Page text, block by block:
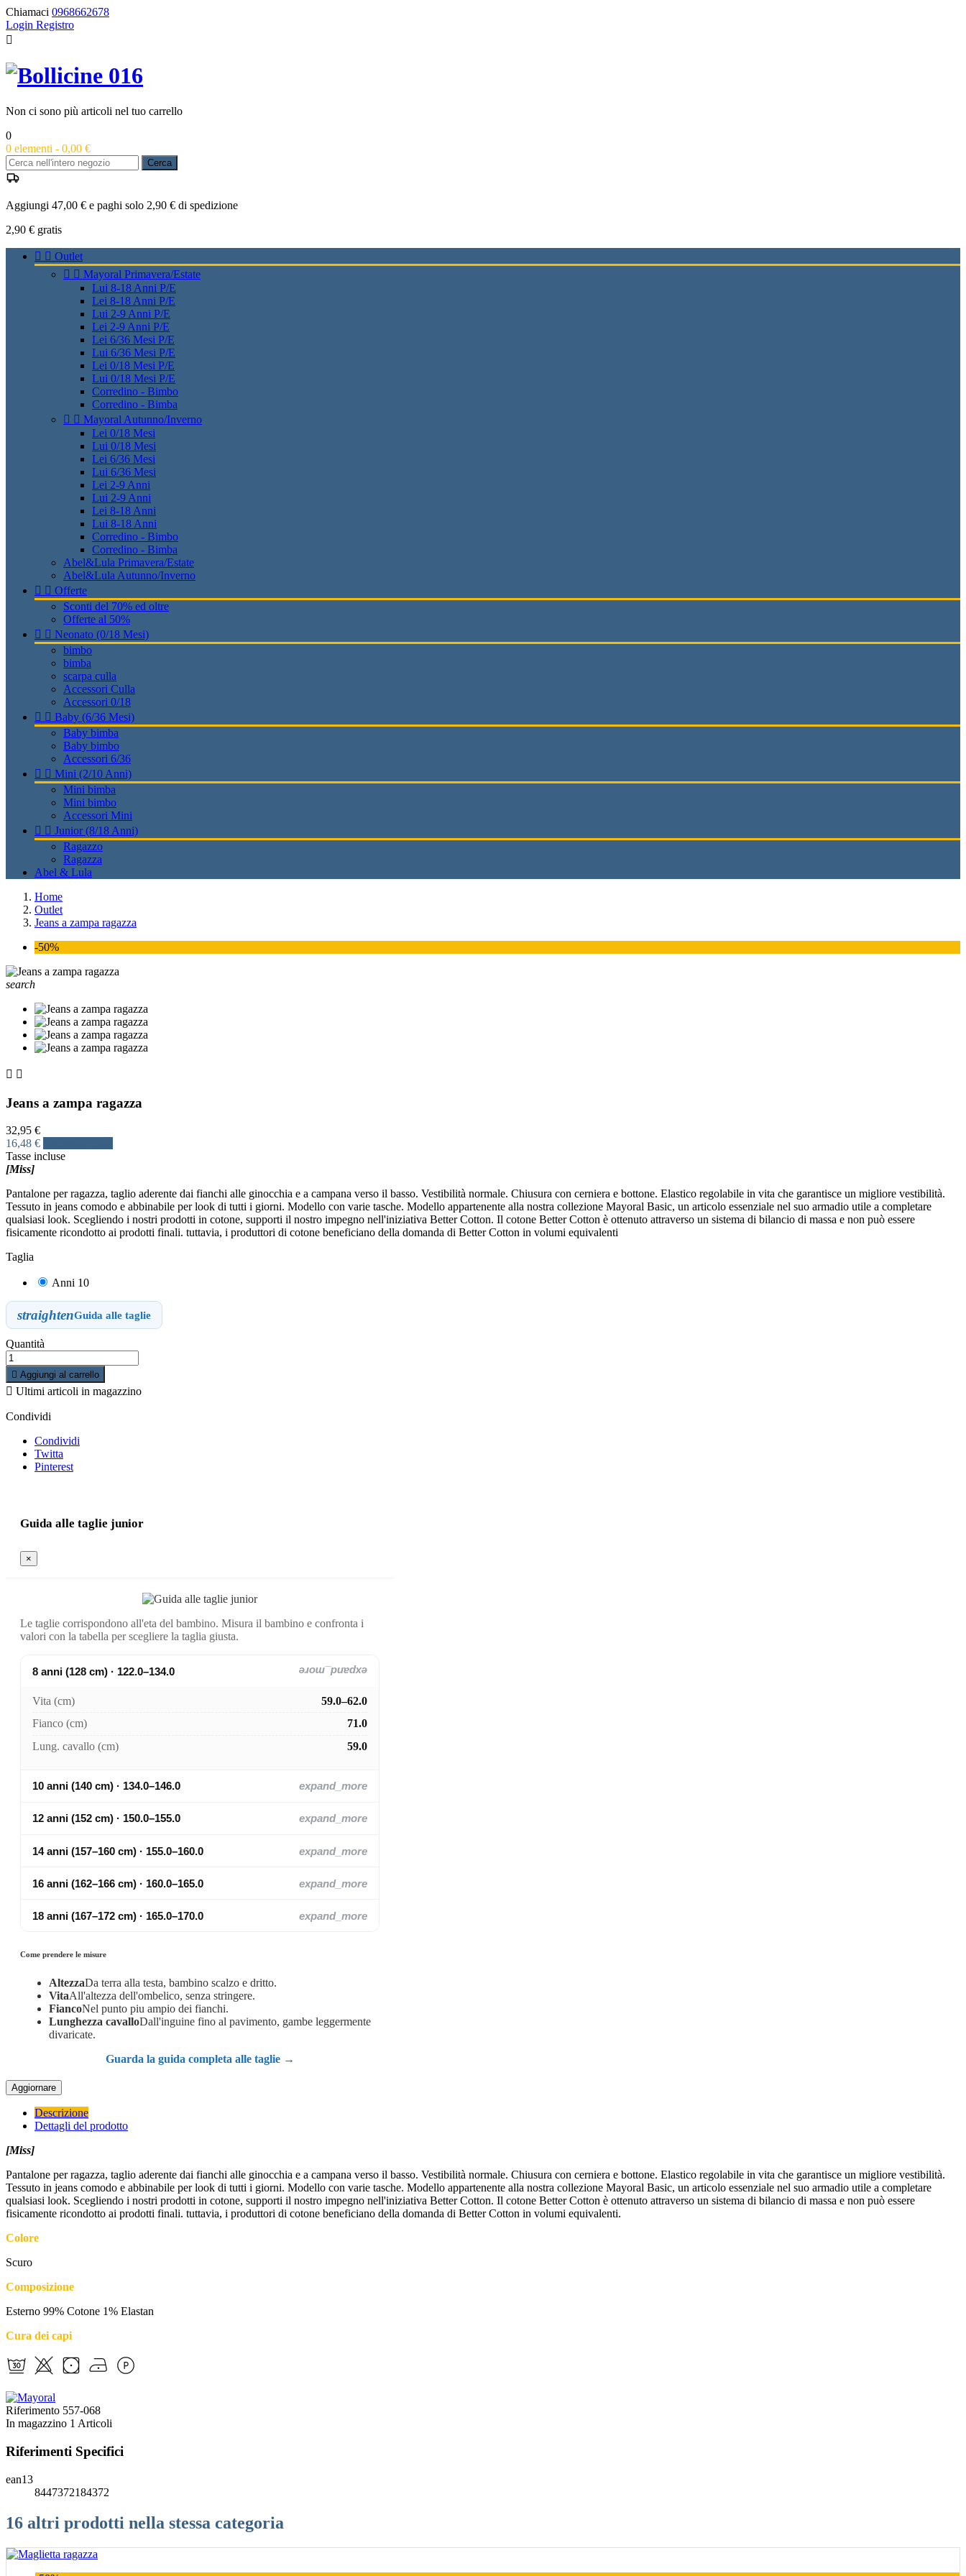
Chiamaci 0968662678
Login Registro

Non ci sono più articoli nel tuo carrello
0
0 elementi - 0,00 €
Cerca
Aggiungi 47,00 € e paghi solo 2,90 € di spedizione
2,90 € gratis
  Outlet
  Mayoral Primavera/Estate
Lui 8-18 Anni P/E
Lei 8-18 Anni P/E
Lui 2-9 Anni P/E
Lei 2-9 Anni P/E
Lei 6/36 Mesi P/E
Lui 6/36 Mesi P/E
Lei 0/18 Mesi P/E
Lui 0/18 Mesi P/E
Corredino - Bimbo
Corredino - Bimba
  Mayoral Autunno/Inverno
Lei 0/18 Mesi
Lui 0/18 Mesi
Lei 6/36 Mesi
Lui 6/36 Mesi
Lei 2-9 Anni
Lui 2-9 Anni
Lei 8-18 Anni
Lui 8-18 Anni
Corredino - Bimbo
Corredino - Bimba
Abel&Lula Primavera/Estate
Abel&Lula Autunno/Inverno
  Offerte
Sconti del 70% ed oltre
Offerte al 50%
  Neonato (0/18 Mesi)
bimbo
bimba
scarpa culla
Accessori Culla
Accessori 0/18
  Baby (6/36 Mesi)
Baby bimba
Baby bimbo
Accessori 6/36
  Mini (2/10 Anni)
Mini bimba
Mini bimbo
Accessori Mini
  Junior (8/18 Anni)
Ragazzo
Ragazza
Abel & Lula
Home
Outlet
Jeans a zampa ragazza
-50%
search
 
Jeans a zampa ragazza
32,95 €
16,48 €
Tasse incluse
[Miss]
Pantalone per ragazza, taglio aderente dai fianchi alle ginocchia e a campana verso il basso. Vestibilità normale. Chiusura con cerniera e bottone. Elastico regolabile in vita che garantisce un migliore vestibilità.
Tessuto in jeans comodo e abbinabile per look di tutti i giorni. Modello con varie tasche. Modello appartenente alla nostra collezione Mayoral Basic, un articolo essenziale nel suo armadio utile a completare
qualsiasi look. Scegliendo i nostri prodotti in cotone, supporti il nostro impegno nell'iniziativa Better Cotton. Il cotone Better Cotton è ottenuto attraverso un sistema di bilancio di massa e non può essere
fisicamente ricondotto ai prodotti finali. tuttavia, i produttori di cotone beneficiano della domanda di Better Cotton in volumi equivalenti
Taglia
Anni 10
straightenGuida alle taglie
Quantità
 Aggiungi al carrello
 Ultimi articoli in magazzino
Condividi
Condividi
Twitta
Pinterest
Guida alle taglie junior
×
Le taglie corrispondono all'eta del bambino. Misura il bambino e confronta i
valori con la tabella per scegliere la taglia giusta.
8 anni (128 cm) · 122.0–134.0 expand_more
Vita (cm)
59.0–62.0
Fianco (cm)
71.0
Lung. cavallo (cm)
59.0
10 anni (140 cm) · 134.0–146.0 expand_more
12 anni (152 cm) · 150.0–155.0 expand_more
14 anni (157–160 cm) · 155.0–160.0 expand_more
16 anni (162–166 cm) · 160.0–165.0 expand_more
18 anni (167–172 cm) · 165.0–170.0 expand_more
Come prendere le misure
AltezzaDa terra alla testa, bambino scalzo e dritto.
VitaAll'altezza dell'ombelico, senza stringere.
FiancoNel punto piu ampio dei fianchi.
Lunghezza cavalloDall'inguine fino al pavimento, gambe leggermente
divaricate.
Guarda la guida completa alle taglie →
Descrizione
Dettagli del prodotto
[Miss]
Pantalone per ragazza, taglio aderente dai fianchi alle ginocchia e a campana verso il basso. Vestibilità normale. Chiusura con cerniera e bottone. Elastico regolabile in vita che garantisce un migliore vestibilità.
Tessuto in jeans comodo e abbinabile per look di tutti i giorni. Modello con varie tasche. Modello appartenente alla nostra collezione Mayoral Basic, un articolo essenziale nel suo armadio utile a completare
qualsiasi look. Scegliendo i nostri prodotti in cotone, supporti il nostro impegno nell'iniziativa Better Cotton. Il cotone Better Cotton è ottenuto attraverso un sistema di bilancio di massa e non può essere
fisicamente ricondotto ai prodotti finali. tuttavia, i produttori di cotone beneficiano della domanda di Better Cotton in volumi equivalenti.
Colore
Scuro
Composizione
Esterno 99% Cotone 1% Elastan
Cura dei capi
Riferimento 557-068
In magazzino 1 Articoli
Riferimenti Specifici
ean13
8447372184372
16 altri prodotti nella stessa categoria